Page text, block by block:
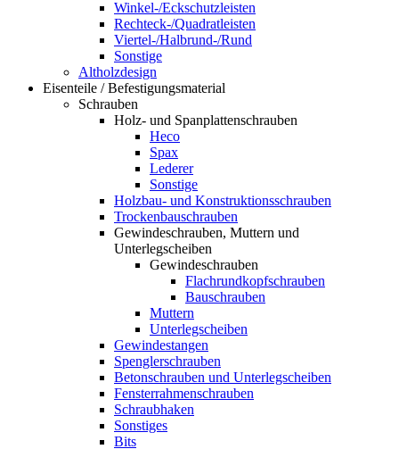
Winkel-/Eckschutzleisten
Rechteck-/Quadratleisten
Viertel-/Halbrund-/Rund
Sonstige
Altholzdesign
Eisenteile / Befestigungsmaterial
Schrauben
Holz- und Spanplattenschrauben
Heco
Spax
Lederer
Sonstige
Holzbau- und Konstruktionsschrauben
Trockenbauschrauben
Gewindeschrauben, Muttern und
Unterlegscheiben
Gewindeschrauben
Flachrundkopfschrauben
Bauschrauben
Muttern
Unterlegscheiben
Gewindestangen
Spenglerschrauben
Betonschrauben und Unterlegscheiben
Fensterrahmenschrauben
Schraubhaken
Sonstiges
Bits